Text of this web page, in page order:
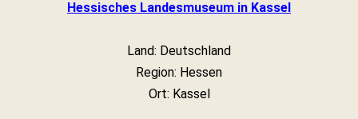
Hessisches Landesmuseum in Kassel
Land: Deutschland
Region: Hessen
Ort: Kassel